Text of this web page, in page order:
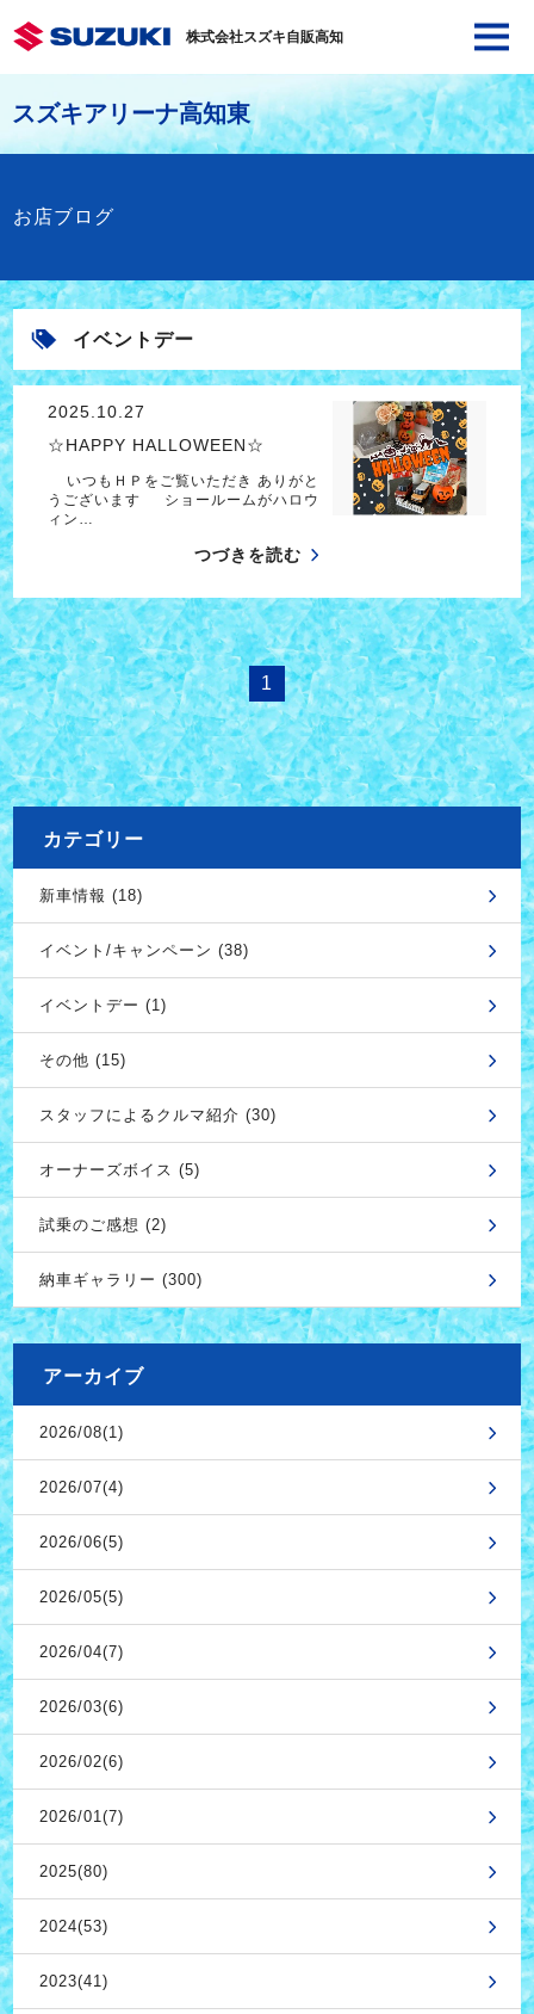
株式会社スズキ自販高知
スズキアリーナ高知東
お店ブログ
イベントデー
2025.10.27
☆HAPPY HALLOWEEN☆
いつもＨＰをご覧いただき ありがと
うございます ショールームがハロウ
ィン…
つづきを読む
1
カテゴリー
新車情報 (18)
イベント/キャンペーン (38)
イベントデー (1)
その他 (15)
スタッフによるクルマ紹介 (30)
オーナーズボイス (5)
試乗のご感想 (2)
納車ギャラリー (300)
アーカイブ
2026/08(1)
2026/07(4)
2026/06(5)
2026/05(5)
2026/04(7)
2026/03(6)
2026/02(6)
2026/01(7)
2025(80)
2024(53)
2023(41)